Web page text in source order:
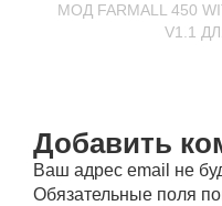
МОД FARMALL 450
V1.1
Добавить
Ваш адрес email не
Обязательные поля